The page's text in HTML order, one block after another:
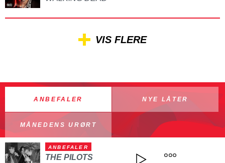
VIS FLERE
ANBEFALER NYE LÅTER
MÅNEDENS URØRT
ANBEFALER
THE PILOTS